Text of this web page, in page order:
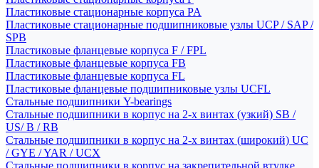
Пластиковые стационарные корпуса PA
Пластиковые стационарные подшипниковые узлы UCP / SAP /
SPB
Пластиковые фланцевые корпуса F / FPL
Пластиковые фланцевые корпуса FB
Пластиковые фланцевые корпуса FL
Пластиковые фланцевые подшипниковые узлы UCFL
Стальные подшипники Y-bearings
Стальные подшипники в корпус на 2-х винтах (узкий) SB /
US/ B / RB
Стальные подшипники в корпус на 2-х винтах (широкий) UC
/ GYE / YAR / UCX
Стальные подшипники в корпус на закрепительной втулке